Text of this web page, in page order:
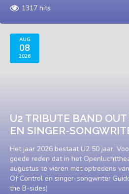
1317 hits
AUG
08
2026
U2 TRIBUTE BAND
EN SINGER-
Het jaar 2026 bestaat U2 50 jaar.
goede reden dat in het
augustus te vieren met optredens
Of Control en singer-songwriter
the B-sides)